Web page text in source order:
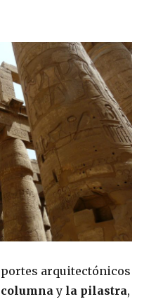
arquitectónicos
y la pilastra,